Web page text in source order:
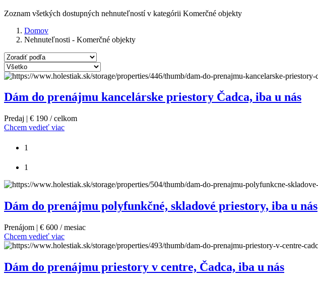
Zoznam všetkých dostupných nehnuteľností v kategórii Komerčné objekty
Domov
Nehnuteľnosti - Komerčné objekty
Dám do prenájmu kancelárske priestory Čadca, iba u nás
Predaj | € 190 / celkom
Chcem vedieť viac
1
1
Dám do prenájmu polyfunkčné, skladové priestory, iba u nás
Prenájom | € 600 / mesiac
Chcem vedieť viac
Dám do prenájmu priestory v centre, Čadca, iba u nás